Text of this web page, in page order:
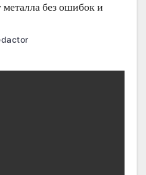
металла без ошибок и